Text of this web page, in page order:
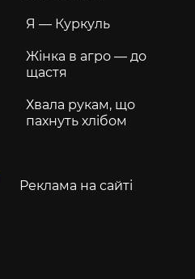
Я — Куркуль
Жінка в агро — до
щастя
Хвала рукам, що
пахнуть хлібом
Реклама на сайті